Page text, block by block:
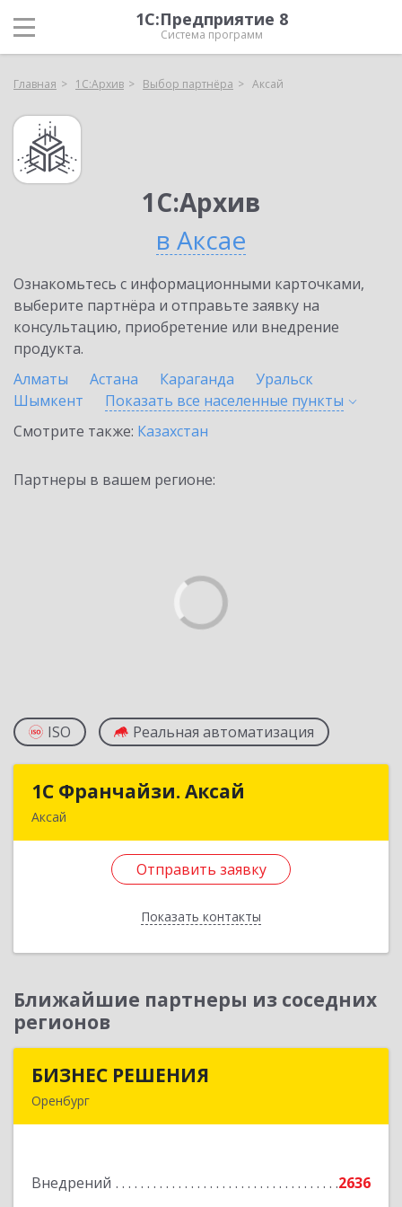
1С:Предприятие 8
Система программ
Главная 1С:Архив Выбор партнёра Аксай
1С:Архив
в Аксае
Ознакомьтесь с информационными карточками,
выберите партнёра и отправьте заявку на
консультацию, приобретение или внедрение
продукта.
Алматы
Астана Караганда
Уральск
Шымкент
Показать все населенные пункты
Смотрите также: Казахстан
Партнеры в вашем регионе:
ISO Реальная автоматизация
1С Франчайзи. Аксай
Аксай
Отправить заявку
Показать контакты
1С Франчайзи. Аксай
ул.Железнодорожная 174/1
Ближайшие партнеры из соседних
регионов
БИЗНЕС РЕШЕНИЯ
Оренбург
Внедрений
2636
БИЗНЕС РЕШЕНИЯ
Подробнее